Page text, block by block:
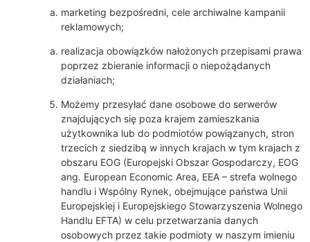
marketing bezpośredni, cele archiwalne kampanii
reklamowych;
realizacja obowiązków nałożonych przepisami prawa
poprzez zbieranie informacji o niepożądanych
działaniach;
Możemy przesyłać dane osobowe do serwerów
znajdujących się poza krajem zamieszkania
użytkownika lub do podmiotów powiązanych, stron
trzecich z siedzibą w innych krajach w tym krajach z
obszaru EOG (Europejski Obszar Gospodarczy, EOG
ang. European Economic Area, EEA – strefa wolnego
handlu i Wspólny Rynek, obejmujące państwa Unii
Europejskiej i Europejskiego Stowarzyszenia Wolnego
Handlu EFTA) w celu przetwarzania danych
osobowych przez takie podmioty w naszym imieniu